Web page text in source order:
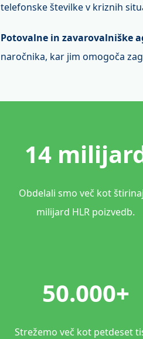
telefonske številke v kriznih
Potovalne in zavarovalniške
naročnika, kar jim omogoča
14
Obdelali smo več kot
milijard HLR poizvedb.
50.000+
Strežemo več kot petdeset